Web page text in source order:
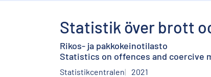
Statistik över brott
Rikos- ja pakkokeinotilasto
Statistics on offences and coercive
Statistikcentralen 2021